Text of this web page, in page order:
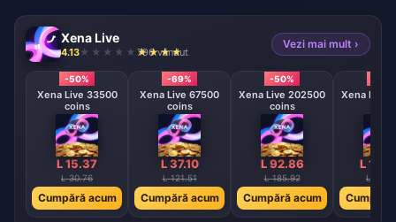
Xena Live
4.13 796 vândut
Vezi mai mult ›
-50%
Xena Live 33500
coins
L 15.37
L 30.76
Cumpără acum
-69%
Xena Live 67500
coins
L 37.10
L 121.51
Cumpără acum
-50%
Xena Live 202500
coins
L 92.86
L 185.92
Cumpără acum
Xena Live
L
L
Cumpără